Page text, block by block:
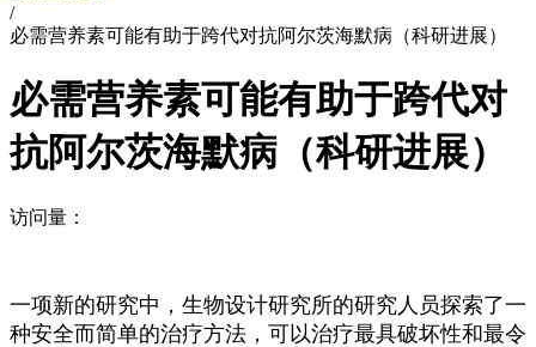
/
必需营养素可能有助于跨代对抗阿尔茨海默病（科研进展）
必需营养素可能有助于跨代对
抗阿尔茨海默病（科研进展）
访问量：
一项新的研究中，生物设计研究所的研究人员探索了一
种安全而简单的治疗方法，可以治疗最具破坏性和最令